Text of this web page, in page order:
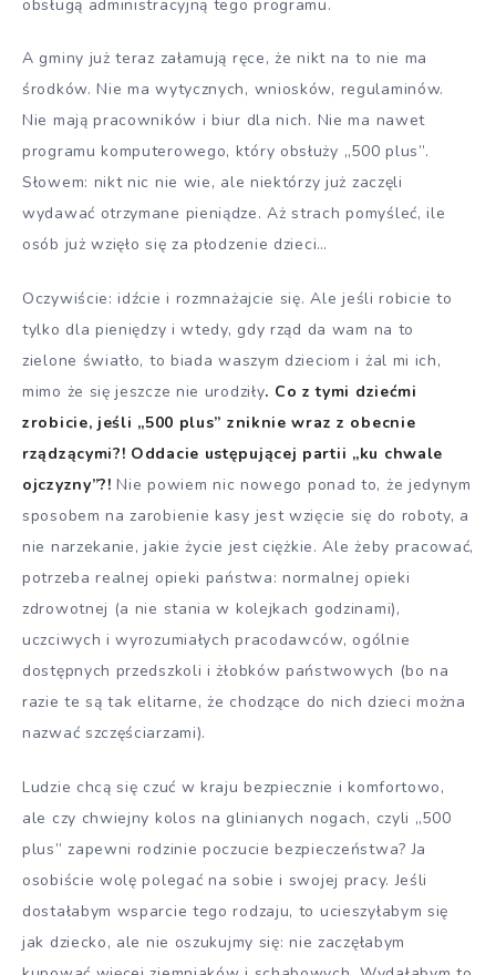
obsługą administracyjną tego programu.
A gminy już teraz załamują ręce, że nikt na to nie ma
środków. Nie ma wytycznych, wniosków, regulaminów.
Nie mają pracowników i biur dla nich. Nie ma nawet
programu komputerowego, który obsłuży „500 plus”.
Słowem: nikt nic nie wie, ale niektórzy już zaczęli
wydawać otrzymane pieniądze. Aż strach pomyśleć, ile
osób już wzięło się za płodzenie dzieci…
Oczywiście: idźcie i rozmnażajcie się. Ale jeśli robicie to
tylko dla pieniędzy i wtedy, gdy rząd da wam na to
zielone światło, to biada waszym dzieciom i żal mi ich,
mimo że się jeszcze nie urodziły. Co z tymi dziećmi
zrobicie, jeśli „500 plus” zniknie wraz z obecnie
rządzącymi?! Oddacie ustępującej partii „ku chwale
ojczyzny”?! Nie powiem nic nowego ponad to, że jedynym
sposobem na zarobienie kasy jest wzięcie się do roboty, a
nie narzekanie, jakie życie jest ciężkie. Ale żeby pracować,
potrzeba realnej opieki państwa: normalnej opieki
zdrowotnej (a nie stania w kolejkach godzinami),
uczciwych i wyrozumiałych pracodawców, ogólnie
dostępnych przedszkoli i żłobków państwowych (bo na
razie te są tak elitarne, że chodzące do nich dzieci można
nazwać szczęściarzami).
Ludzie chcą się czuć w kraju bezpiecznie i komfortowo,
ale czy chwiejny kolos na glinianych nogach, czyli „500
plus” zapewni rodzinie poczucie bezpieczeństwa? Ja
osobiście wolę polegać na sobie i swojej pracy. Jeśli
dostałabym wsparcie tego rodzaju, to ucieszyłabym się
jak dziecko, ale nie oszukujmy się: nie zaczęłabym